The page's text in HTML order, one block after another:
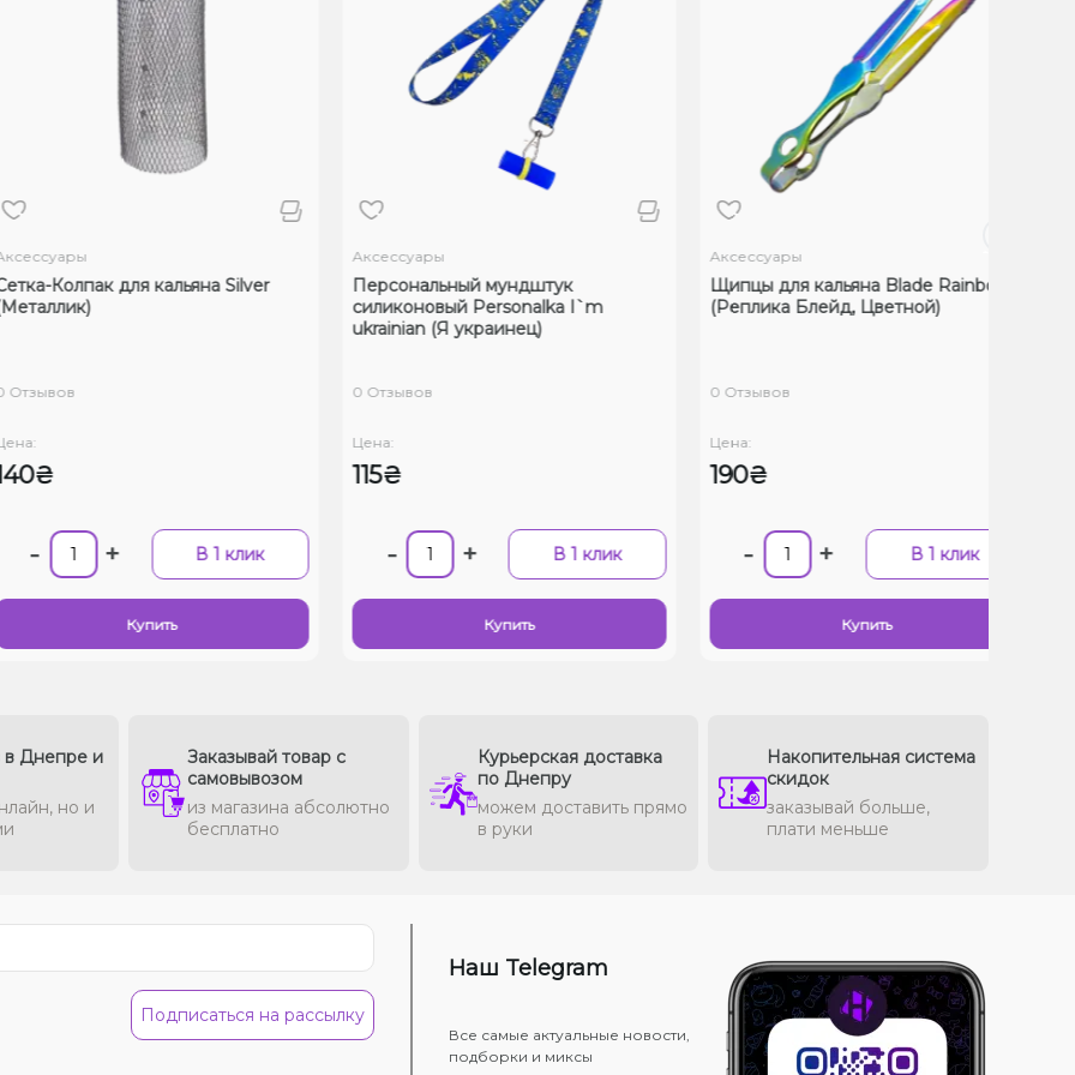
Колпак для кальяна Silver
+ В 1 клик
Купить
Аксессуары
Персональный мундштук
силиконовый Personalka I`m
ukrainian (Я украинец)
0 Отзывов
Цена:
115₴
В 1 клик
Купить
Аксессуары
Щипцы для кальяна Blade Rainbow
(Реплика Блейд, Цветной)
0 Отзывов
Цена:
190₴
В 1 клик
Купить
в Днепре и
но и
Заказывай товар с
самовывозом
из магазина абсолютно
бесплатно
Курьерская доставка
по Днепру
можем доставить прямо
в руки
Накопительная система
скидок
заказывай больше,
плати меньше
Подписаться на рассылку
Наш Telegram
Все самые актуальные новости,
подборки и миксы